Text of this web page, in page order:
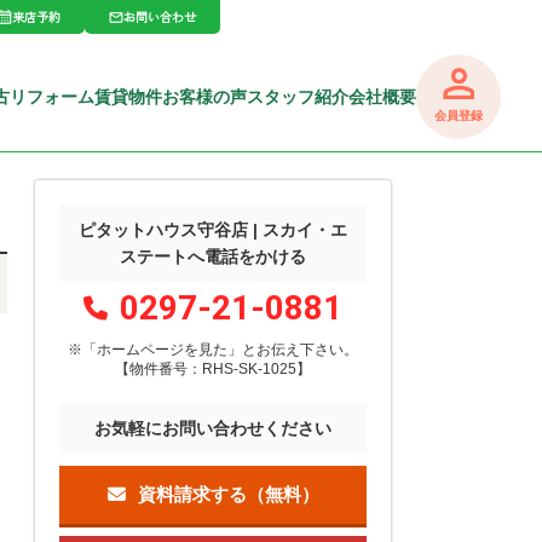
来店予約 お問い合わせ
リフォーム賃貸物件お客様の声スタッフ紹介会社概要
会員登録
ピタットハウス守谷店 | スカイ・エ
ステートへ電話をかける
0297-21-0881
※「ホームページを見た」 と お伝え下さい。
【物件番号：RHS-SK-1025】
お気軽にお問い合わせください
資料請求する（無料）